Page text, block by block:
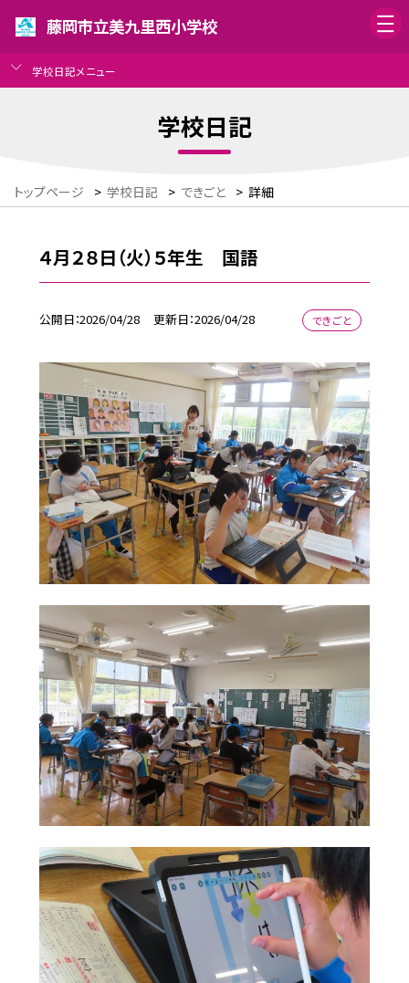
藤岡市立美九里西小学校
学校日記メニュー
学校日記
トップページ > 学校日記 > できごと > 詳細
４月２８日（火）５年生 国語
公開日 2026/04/28 更新日 2026/04/28 できごと